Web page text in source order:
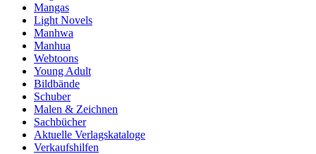
Mangas
Light Novels
Manhwa
Manhua
Webtoons
Young Adult
Bildbände
Schuber
Malen & Zeichnen
Sachbücher
Aktuelle Verlagskataloge
Verkaufshilfen